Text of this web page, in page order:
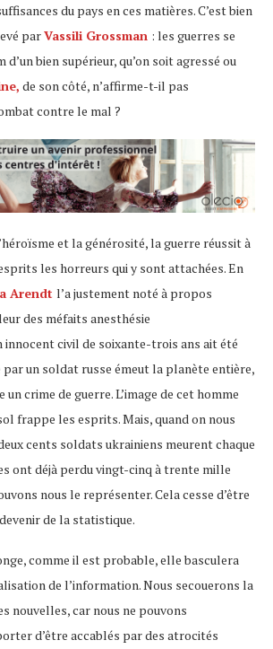
du pays en ces matières. C’est bien
parVassili Grossman : les guerres se
bien supérieur, qu’on soit agressé ou
de son côté, n’affirme-t-il pas
contre le mal ?
et la générosité, la guerre réussit à
les horreurs qui y sont attachées. En
Arendt l’a justement noté à propos
des méfaits anesthésie
innocent civil de soixante-trois ans ait été
un soldat russe émeut la planète entière,
crime de guerre. L’image de cet homme
frappe les esprits. Mais, quand on nous
cents soldats ukrainiens meurent chaque
ont déjà perdu vingt-cinq à trente mille
nous le représenter. Cela cesse d’être
de la statistique.
comme il est probable, elle basculera
de l’information. Nous secouerons la
nouvelles, car nous ne pouvons
d’être accablés par des atrocités